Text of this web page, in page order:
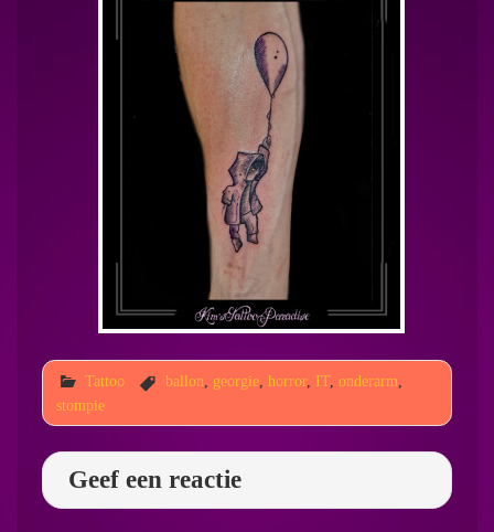
Tattoo ballon georgie, horror, IT, onderarm
stompie
Geef een reactie